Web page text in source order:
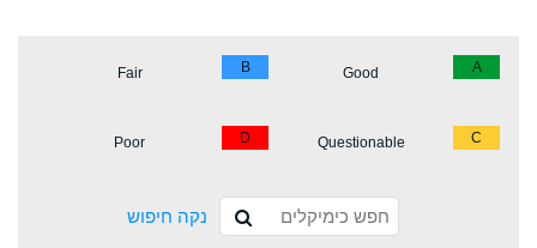
A
Good
B
Fair
C
Questionable
D
Poor
נקה חיפוש